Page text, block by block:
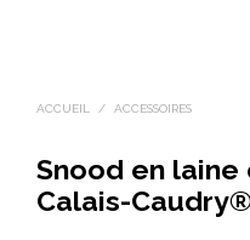
ACCUEIL / ACCESSOIRES
Snood en
Calais-